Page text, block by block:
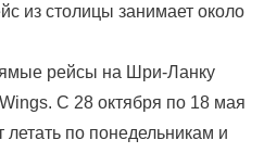
из столицы занимает около
рейсы на Шри-Ланку
С 28 октября по 18 мая
по понедельникам и